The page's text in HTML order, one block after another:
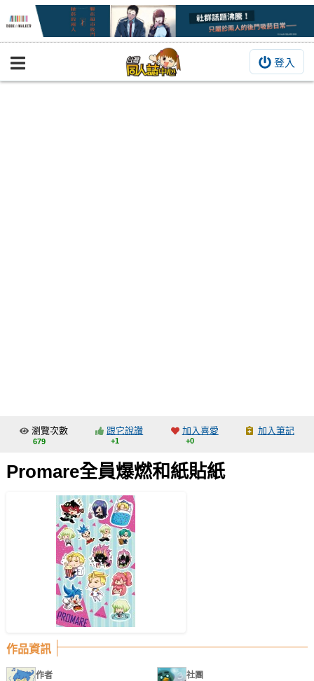
登入
BOOKY書集倉庫
交流中心
攤位轉讓區
會員中心
註冊會員
登入
瀏覽次數
679
跟它說讚
+1
加入喜愛
+0
加入筆記
Promare全員爆燃和紙貼紙
作品資訊
作者 社團